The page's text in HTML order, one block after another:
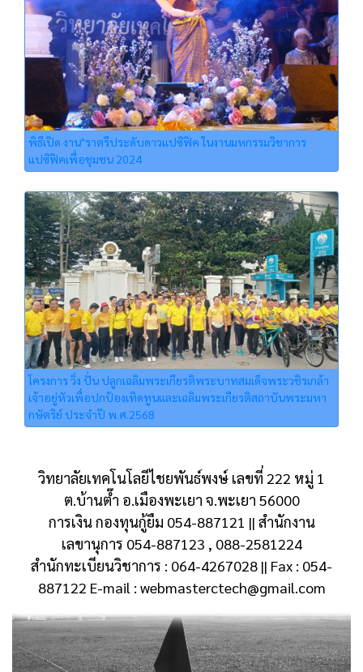
พิธีเปิด งาน"ราตรีประดับดาวแปซิฟิค ในงานมหกรรมวิชาการ
แปซิฟิคเพื่อชุมชน 2024
โครงการ วิ่ง ปั่น ปลูกเฉลิมพระเกียรติพระบาทสมเด็จพระวชิรเกล้า
เจ้าอยู่หัวเพื่อปกป้องเทิดทูนและเฉลิมพระเกียรติสถาบันพระมหา
กษัตริย์ ประจำปี พ.ศ.2568
วิทยาลัยเทคโนโลยีไชยพันธ์พงษ์ เลขที่ 222 หมู่ 1
ต.บ้านต๊ำ อ.เมืองพะเยา จ.พะเยา 56000
การเงิน กองทุนกู้ยืม 054-887121 || สำนักงาน
เลขานุการ 054-887123 , 088-2581224
สำนักทะเบียนวิชาการ : 064-4267028 || Fax : 054-
887122 E-mail : webmasterctech@gmail.com